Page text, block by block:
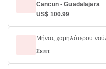
Cancun - Guadalajara
US$ 100.99
Μήνας χαμηλότερου
Σεπτ